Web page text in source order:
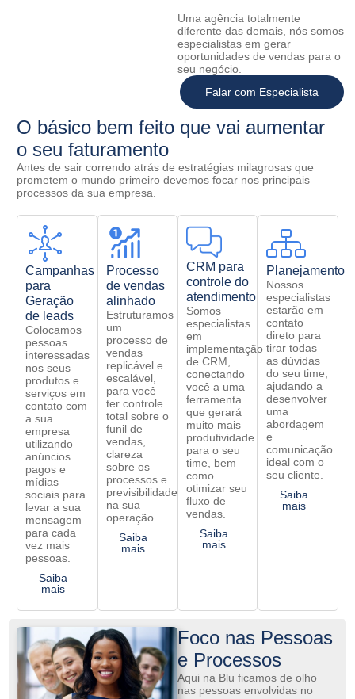
Uma agência totalmente
diferente das demais, nós somos
especialistas em gerar
oportunidades de vendas para o
seu negócio.
Falar com Especialista
O básico bem feito que vai aumentar
o seu faturamento
Antes de sair correndo atrás de estratégias milagrosas que
prometem o mundo primeiro devemos focar nos principais
processos da sua empresa.
Campanhas
para
Geração
de leads
Colocamos
pessoas
interessadas
nos seus
produtos e
serviços em
contato com
a sua
empresa
utilizando
anúncios
pagos e
mídias
sociais para
levar a sua
mensagem
para cada
vez mais
pessoas.
Saiba
mais
Processo
de vendas
alinhado
Estruturamos
um
processo de
vendas
replicável e
escalável,
para você
ter controle
total sobre o
funil de
vendas,
clareza
sobre os
processos e
previsibilidade
na sua
operação.
Saiba
mais
CRM para
controle do
atendimento
Somos
especialistas
em
implementação
de CRM,
conectando
você a uma
ferramenta
que gerará
muito mais
produtividade
para o seu
time, bem
como
otimizar seu
fluxo de
vendas.
Saiba
mais
Planejamento
Nossos
especialistas
estarão em
contato
direto para
tirar todas
as dúvidas
do seu time,
ajudando a
desenvolver
uma
abordagem
e
comunicação
ideal com o
seu cliente.
Saiba
mais
Foco nas Pessoas
e Processos
Aqui na Blu ficamos de olho
nas pessoas envolvidas no